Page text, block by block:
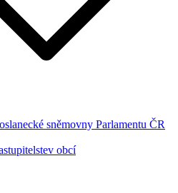
sněmovny Parlamentu ČR
obcí